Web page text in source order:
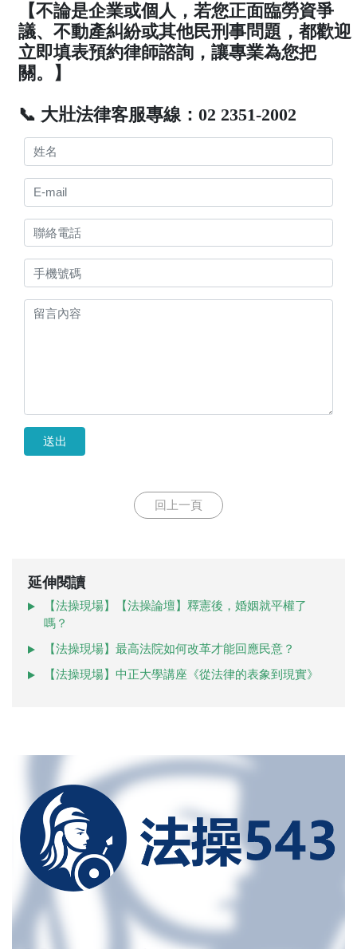
【不論是企業或個人，若您正面臨勞資爭
議、不動產糾紛或其他民刑事問題，都歡迎
立即填表預約律師諮詢，讓專業為您把
關。】
📞 大壯法律客服專線：02 2351-2002
送出
回上一頁
延伸閱讀
【法操現場】【法操論壇】釋憲後，婚姻就平權了
嗎？
【法操現場】最高法院如何改革才能回應民意？
【法操現場】中正大學講座《從法律的表象到現實》